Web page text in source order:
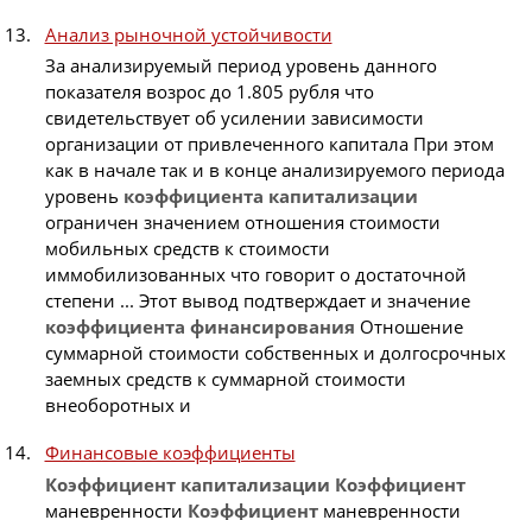
Анализ рыночной устойчивости
За анализируемый период уровень данного
показателя возрос до 1.805 рубля что
свидетельствует об усилении зависимости
организации от привлеченного капитала При этом
как в начале так и в конце анализируемого периода
уровень коэффициента капитализации
ограничен значением отношения стоимости
мобильных средств к стоимости
иммобилизованных что говорит о достаточной
степени ... Этот вывод подтверждает и значение
коэффициента финансирования Отношение
суммарной стоимости собственных и долгосрочных
заемных средств к суммарной стоимости
внеоборотных и
Финансовые коэффициенты
Коэффициент капитализации Коэффициент
маневренности Коэффициентманевренности